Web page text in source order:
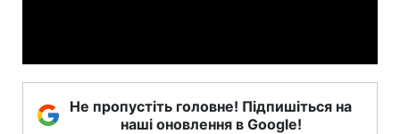
Не пропустіть головне! Підпишіться на
наші оновлення в Google!